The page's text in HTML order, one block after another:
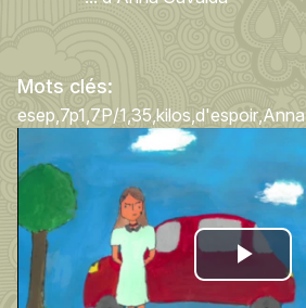
Mots clés:
esep 7p1 7P/1 35 kilos d'espoir Anna
Play